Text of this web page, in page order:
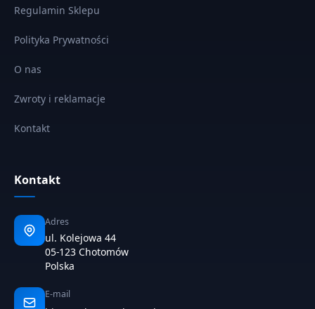
Regulamin Sklepu
Polityka Prywatności
O nas
Zwroty i reklamacje
Kontakt
Kontakt
Adres
ul. Kolejowa 44
05-123 Chotomów
Polska
E-mail